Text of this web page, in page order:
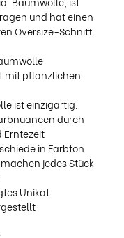
und hat einen
Oversize-Schnitt.
mit pflanzlichen
ist einzigartig:
durch
Erntezeit
in Farbton
jedes Stück
Unikat